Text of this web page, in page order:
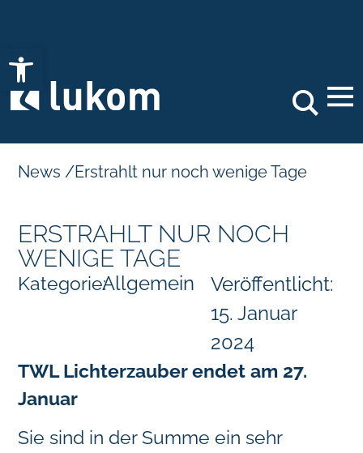
Open toolbar
Search
News /Erstrahlt nur noch wenige Tage
ERSTRAHLT NUR NOCH
WENIGE TAGE
Kategorie:Allgemein
Veröffentlicht:
15. Januar
2024
TWL Lichterzauber endet am 27.
Januar
Sie sind in der Summe ein sehr